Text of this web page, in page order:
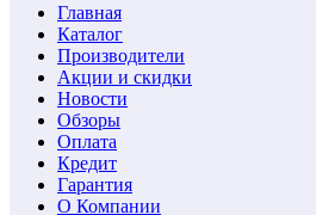
Главная
Каталог
Производители
Акции и скидки
Новости
Обзоры
Оплата
Кредит
Гарантия
О Компании